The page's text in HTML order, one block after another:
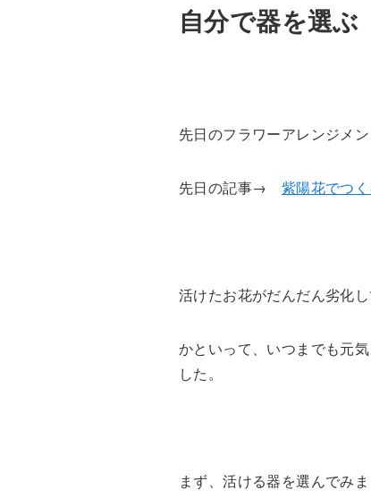
自分で器を選ぶ
先日のフラワーアレンジメ
先日の記事→ 紫陽花でつ
活けたお花がだんだん劣化
かといって、いつまでも元
した。
まず、活ける器を選んでみま